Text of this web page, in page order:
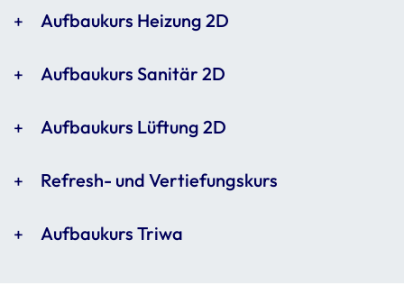
Aufbaukurs Heizung 2D
Aufbaukurs Sanitär 2D
Aufbaukurs Lüftung 2D
Refresh- und Vertiefungskurs
Aufbaukurs Triwa